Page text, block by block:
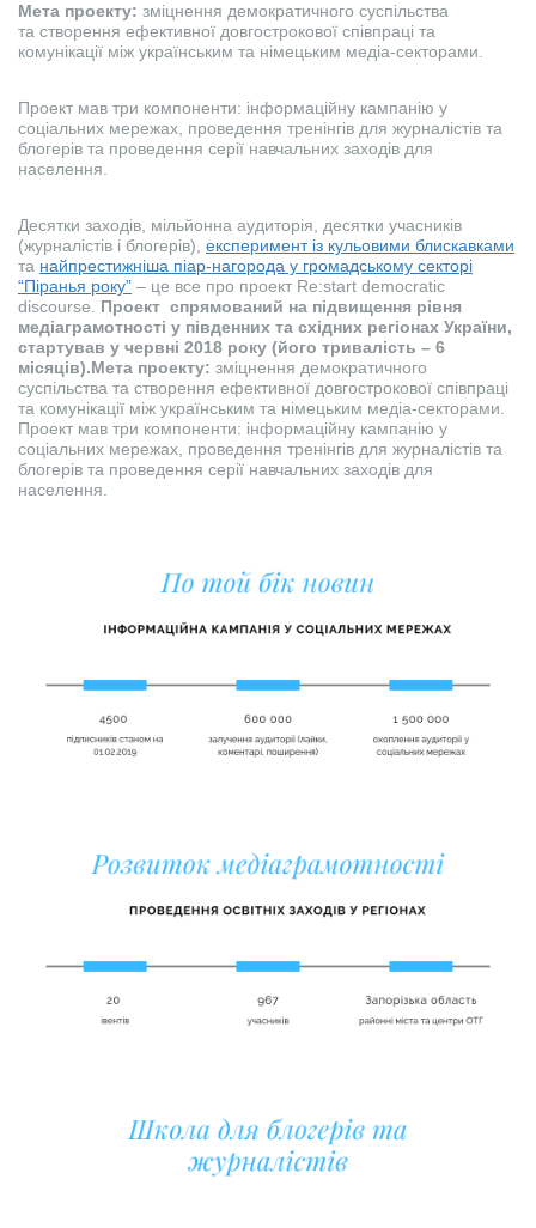
Мета проекту: зміцнення демократичного суспільства
та створення ефективної довгострокової співпраці та
комунікації між українським та німецьким медіа-секторами.
Проект мав три компоненти: інформаційну кампанію у
соціальних мережах, проведення тренінгів для журналістів та
блогерів та проведення серії навчальних заходів для
населення.
Десятки заходів, мільйонна аудиторія, десятки учасників
(журналістів і блогерів), експеримент із кульовими блискавками
та найпрестижніша піар-нагорода у громадському секторі
“Піранья року” – це все про проект Re:start democratic
discourse. Проект спрямований на підвищення рівня
медіаграмотності у південних та східних регіонах України,
стартував у червні 2018 року (його тривалість – 6
місяців).Мета проекту: зміцнення демократичного
суспільства та створення ефективної довгострокової співпраці
та комунікації між українським та німецьким медіа-секторами.
Проект мав три компоненти: інформаційну кампанію у
соціальних мережах, проведення тренінгів для журналістів та
блогерів та проведення серії навчальних заходів для
населення.